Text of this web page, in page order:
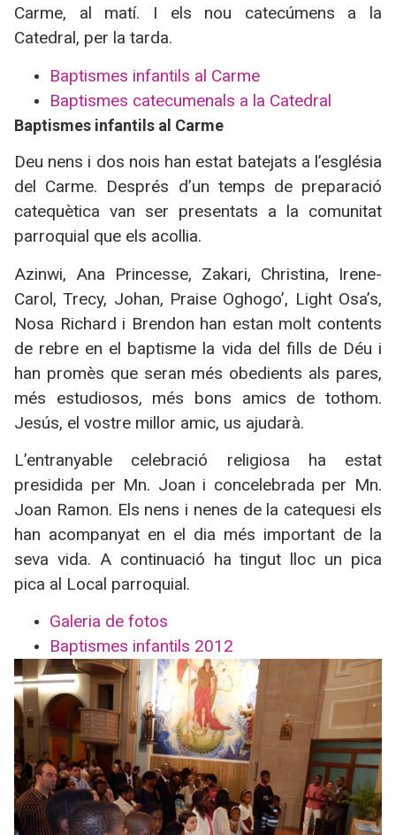
Carme, al matí. I els nou catecúmens a la
Catedral, per la tarda.
Baptismes infantils al Carme
Baptismes catecumenals a la Catedral
Baptismes infantils al Carme
Deu nens i dos nois han estat batejats a l’església
del Carme. Després d’un temps de preparació
catequètica van ser presentats a la comunitat
parroquial que els acollia.
Azinwi, Ana Princesse, Zakari, Christina, Irene-
Carol, Trecy, Johan, Praise Oghogo’, Light Osa’s,
Nosa Richard i Brendon han estan molt contents
de rebre en el baptisme la vida del fills de Déu i
han promès que seran més obedients als pares,
més estudiosos, més bons amics de tothom.
Jesús, el vostre millor amic, us ajudarà.
L’entranyable celebració religiosa ha estat
presidida per Mn. Joan i concelebrada per Mn.
Joan Ramon. Els nens i nenes de la catequesi els
han acompanyat en el dia més important de la
seva vida. A continuació ha tingut lloc un pica
pica al Local parroquial.
Galeria de fotos
Baptismes infantils 2012